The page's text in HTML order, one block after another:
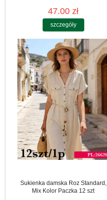
47.00 zł
szczegóły
Sukienka damska Roz Standard,
Mix Kolor Paczka 12 szt